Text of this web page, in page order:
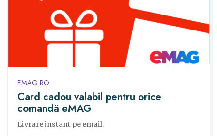
EMAG.RO
Card cadou valabil pentru orice
comandă eMAG
Livrare instant pe email.